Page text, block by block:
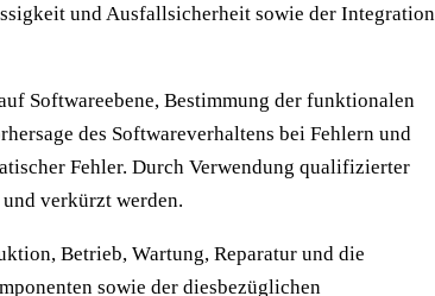
und Ausfallsicherheit sowie der Integration
Softwareebene, Bestimmung der funktionalen
des Softwareverhaltens bei Fehlern und
Fehler. Durch Verwendung qualifizierter
verkürzt werden.
Betrieb, Wartung, Reparatur und die
sowie der diesbezüglichen